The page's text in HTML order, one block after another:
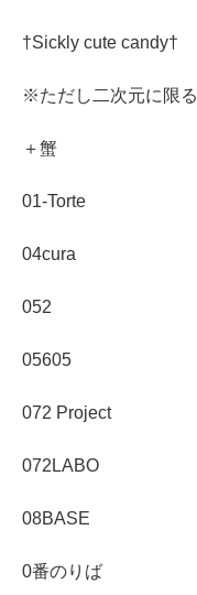
†Sickly cute candy†
※ただし二次元に限る
＋蟹
01-Torte
04cura
052
05605
072 Project
072LABO
08BASE
0番のりば